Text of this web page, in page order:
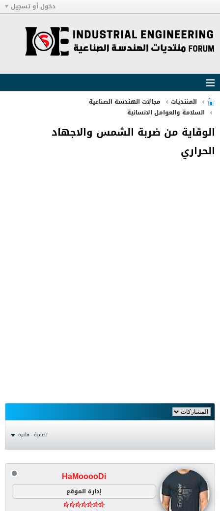
دخول أو تسجيل
المنتديات
مجالات الهندسة الصناعية
السلامة والعوامل الانسانية
الوقاية من ضربة الشمس والاجهاد
الحراري
تصفية - فلترة
HaMooooDi
إدارة الموقع